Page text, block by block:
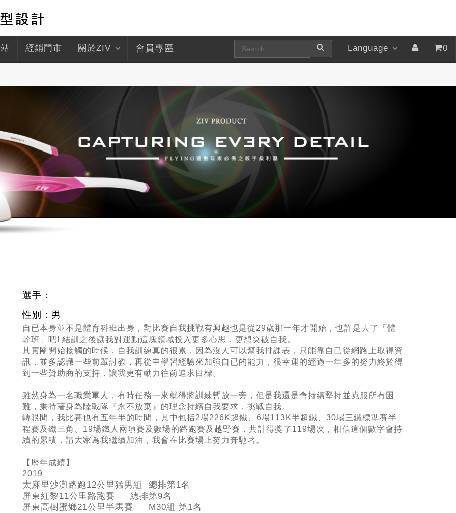
經銷門市 關於ZIV 會員專區 Language 0
選手：
性別：男
自已本身並不是體育科班出身，對比賽自我挑戰有興趣也是從29歲那一年才開始，也許是去了「體
幹班」吧! 結訓之後讓我對運動這塊領域投入更多心思，更想突破自我。
其實剛開始接觸的時候，自我訓練真的很累，因為沒人可以幫我排課表，只能靠自已從網路上取得資
訊，並多認識一些前輩討教，再從中學習經驗來加強自已的能力，很幸運的經過一年多的努力終於得
到一些贊助商的支持，讓我更有動力往前追求目標。
雖然身為一名職業軍人，有時任務一來就得將訓練暫放一旁，但是我還是會持續堅持並克服所有困
難，秉持著身為陸戰隊『永不放棄』的理念持續自我要求，挑戰自我。
轉眼間，我比賽也有五年半的時間，其中包括2場226K超鐵、 6場113K半超鐵、 30場三鐵標準賽半
程賽及鐵三角、 19場鐵人兩項賽及數場的路跑賽及越野賽，共計得獎了 119場次，相信這個數字會持
續的累積，請大家為我繼續加油，我會在比賽場上努力奔馳著。
【歷年成績】
2019
太麻里沙灘路跑12公里猛男組 總排第1名
屏東紅黎11公里路跑賽 總排第9名
屏東高樹蜜鄉21公里半馬賽 M30組 第1名